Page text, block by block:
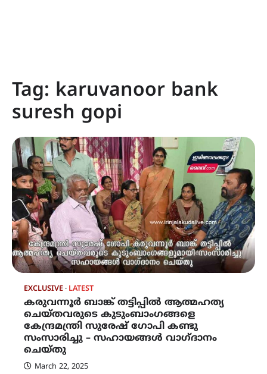
Tag: karuvanoor bank
suresh gopi
EXCLUSIVE LATEST
കരുവന്നൂർ ബാങ്ക് തട്ടിപ്പിൽ ആത്മഹത്യ
ചെയ്തവരുടെ കുടുംബാംഗങ്ങളെ
കേന്ദ്രമന്ത്രി സുരേഷ് ഗോപി കണ്ടു
സംസാരിച്ചു – സഹായങ്ങൾ വാഗ്‌ദാനം
ചെയ്തു
March 22, 2025